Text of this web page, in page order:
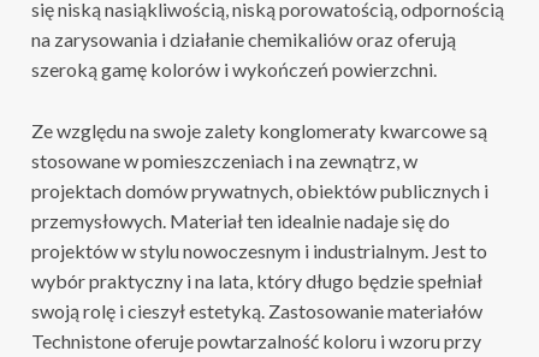
się niską nasiąkliwością, niską porowatością, odpornością
na zarysowania i działanie chemikaliów oraz oferują
szeroką gamę kolorów i wykończeń powierzchni.
Ze względu na swoje zalety konglomeraty kwarcowe są
stosowane w pomieszczeniach i na zewnątrz, w
projektach domów prywatnych, obiektów publicznych i
przemysłowych. Materiał ten idealnie nadaje się do
projektów w stylu nowoczesnym i industrialnym. Jest to
wybór praktyczny i na lata, który długo będzie spełniał
swoją rolę i cieszył estetyką. Zastosowanie materiałów
Technistone oferuje powtarzalność koloru i wzoru przy